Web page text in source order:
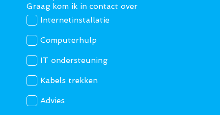
Graag kom ik in contact over
Internetinstallatie
Computerhulp
IT ondersteuning
Kabels trekken
Advies